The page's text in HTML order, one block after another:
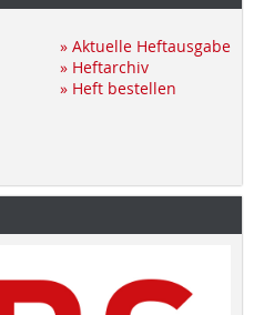
» Aktuelle Heftausgabe
» Heftarchiv
» Heft bestellen